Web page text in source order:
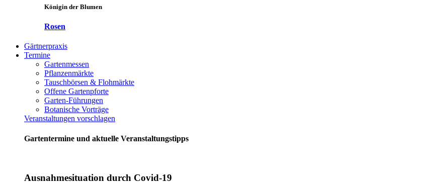
Königin der Blumen
Rosen
Gärtnerpraxis
Termine
Gartenmessen
Pflanzenmärkte
Tauschbörsen & Flohmärkte
Offene Gartenpforte
Garten-Führungen
Botanische Vorträge
Veranstaltungen vorschlagen
Gartentermine und aktuelle Veranstaltungstipps
Ausnahmesituation durch Covid-19